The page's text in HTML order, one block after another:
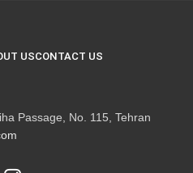
CONTACT US
US
Passage, No. 115, Tehran